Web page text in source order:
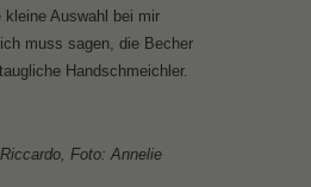
Auswahl bei mir
muss sagen, die Becher
Handschmeichler.
Foto: Annelie